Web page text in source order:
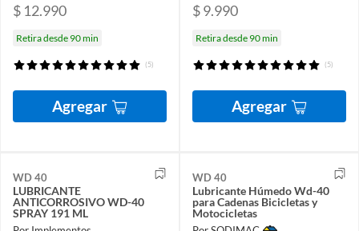
$ 12.990
Retira desde 90 min
(5)
Agregar
$ 9.990
Retira desde 90 min
(5)
Agregar
WD 40
LUBRICANTE
ANTICORROSIVO WD-40
SPRAY 191 ML
WD 40
Lubricante Húmedo Wd-40
para Cadenas Bicicletas y
Motocicletas